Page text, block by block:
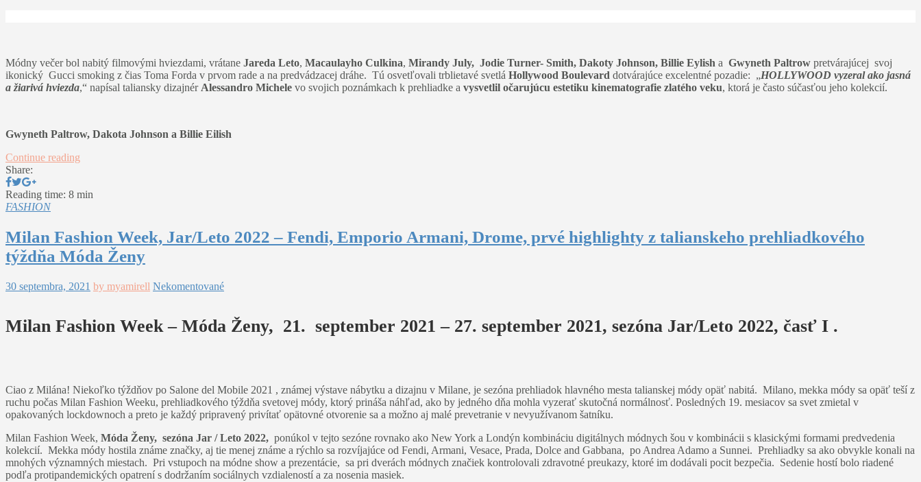
Módny večer bol nabitý filmovými hviezdami, vrátane Jareda Leto, Macaulayho Culkina, Mirandy July, Jodie Turner- Smith, Dakoty Johnson, Billie Eylish a Gwyneth Paltrow pretvárajúcej svoj
ikonický Gucci smoking z čias Toma Forda v prvom rade a na predvádzacej dráhe. Tú osvetľovali trblietavé svetlá Hollywood Boulevard dotvárajúce excelentné pozadie: „HOLLYWOOD vyzeral ako jasná
a žiarivá hviezda,“ napísal taliansky dizajnér Alessandro Michele vo svojich poznámkach k prehliadke a vysvetlil očarujúcu estetiku kinematografie zlatého veku, ktorá je často súčasťou jeho kolekcií.
Gwyneth Paltrow, Dakota Johnson a Billie Eilish
Continue reading
Share:
Reading time: 8 min
FASHION
Milan Fashion Week, Jar/Leto 2022 – Fendi, Emporio Armani, Drome, prvé highlighty z talianskeho prehliadkového
týždňa Móda Ženy
30 septembra, 2021 by myamirell Nekomentované
Milan Fashion Week – Móda Ženy, 21. september 2021 – 27. september 2021, sezóna Jar/Leto 2022, časť I .
Ciao z Milána! Niekoľko týždňov po Salone del Mobile 2021 , známej výstave nábytku a dizajnu v Milane, je sezóna prehliadok hlavného mesta talianskej módy opäť nabitá. Milano, mekka módy sa opäť teší z
ruchu počas Milan Fashion Weeku, prehliadkového týždňa svetovej módy, ktorý prináša náhľad, ako by jedného dňa mohla vyzerať skutočná normálnosť. Posledných 19. mesiacov sa svet zmietal v
opakovaných lockdownoch a preto je každý pripravený privítať opätovné otvorenie sa a možno aj malé prevetranie v nevyužívanom šatníku.
Milan Fashion Week, Móda Ženy, sezóna Jar / Leto 2022, ponúkol v tejto sezóne rovnako ako New York a Londýn kombináciu digitálnych módnych šou v kombinácii s klasickými formami predvedenia
kolekcií. Mekka módy hostila známe značky, aj tie menej známe a rýchlo sa rozvíjajúce od Fendi, Armani, Vesace, Prada, Dolce and Gabbana, po Andrea Adamo a Sunnei. Prehliadky sa ako obvykle konali na
mnohých významných miestach. Pri vstupoch na módne show a prezentácie, sa pri dverách módnych značiek kontrolovali zdravotné preukazy, ktoré im dodávali pocit bezpečia. Sedenie hostí bolo riadené
podľa protipandemických opatrení s dodržaním sociálnych vzdialeností a za nosenia masiek.